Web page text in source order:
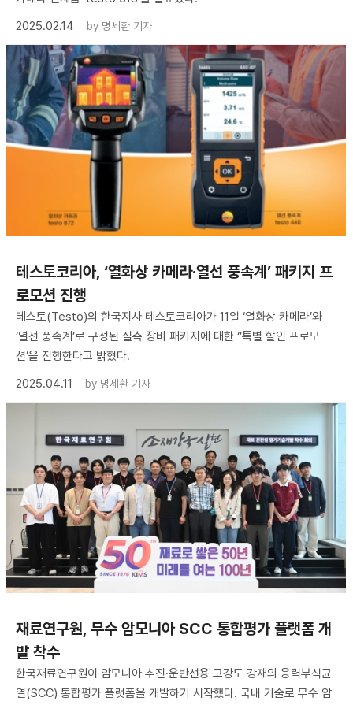
2025.02.14
by 명세환 기자
테스토코리아, ‘열화상 카메라·열선 풍속계’ 패키지 프
로모션 진행
테스토(Testo)의 한국지사 테스토코리아가 11일 ‘열화상 카메라’와
‘열선 풍속계’로 구성된 실측 장비 패키지에 대한 ‘’특별 할인 프로모
션’을 진행한다고 밝혔다.
2025.04.11
by 명세환 기자
재료연구원, 무수 암모니아 SCC 통합평가 플랫폼 개
발 착수
한국재료연구원이 암모니아 추진·운반선용 고강도 강재의 응력부식균
열(SCC) 통합평가 플랫폼을 개발하기 시작했다. 국내 기술로 무수 암